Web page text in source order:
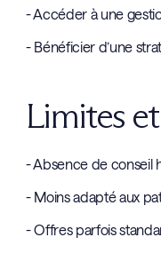
- Accéder à une
- Bénéficier d’une
Limites
- Absence de conseil
- Moins adapté aux
- Offres parfois